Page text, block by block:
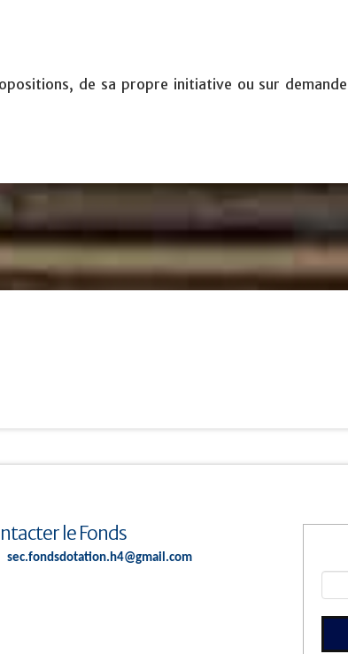
de sa propre initiative ou sur
le Fonds
sec.fondsdotation.h4@gmail.com